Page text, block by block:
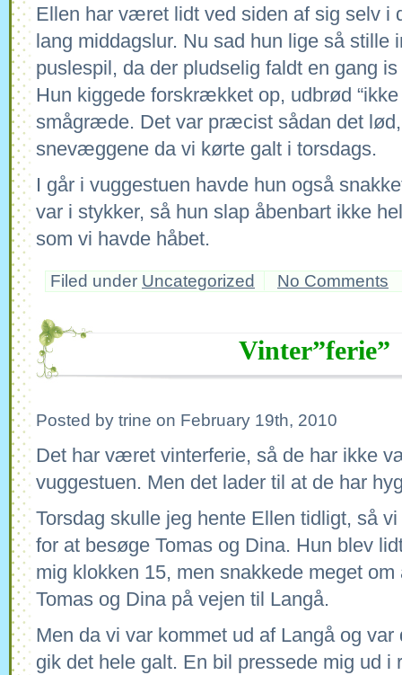
Ellen har været lidt ved siden af sig selv i
lang middagslur. Nu sad hun lige så stille
puslespil, da der pludselig faldt en gang
Hun kiggede forskrækket op, udbrød
smågræde. Det var præcist sådan det
snevæggene da vi kørte galt i torsdags.
I går i vuggestuen havde hun også
var i stykker, så hun slap åbenbart ikke
som vi havde håbet.
Filed under Uncategorized No Comments
Vinter”ferie”
Posted by trine on February 19th, 2010
Det har været vinterferie, så de har ikke
vuggestuen. Men det lader til at de har
Torsdag skulle jeg hente Ellen tidligt, så
for at besøge Tomas og Dina. Hun blev
mig klokken 15, men snakkede meget
Tomas og Dina på vejen til Langå.
Men da vi var kommet ud af Langå og
gik det hele galt. En bil pressede mig ud i